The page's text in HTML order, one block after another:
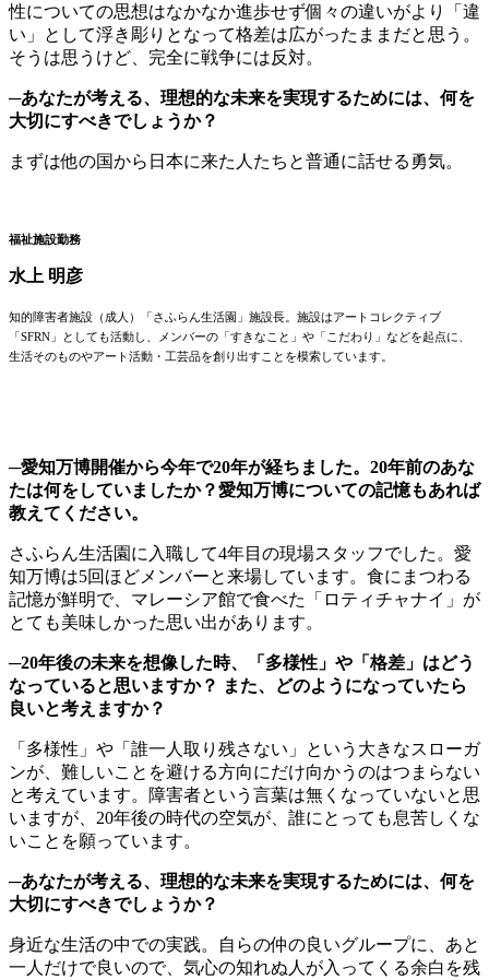
性についての思想はなかなか進歩せず個々の違いがより「違
い」として浮き彫りとなって格差は広がったままだと思う。
そうは思うけど、完全に戦争には反対。
─あなたが考える、理想的な未来を実現するためには、何を
大切にすべきでしょうか？
まずは他の国から日本に来た人たちと普通に話せる勇気。
福祉施設勤務
水上 明彦
知的障害者施設（成人）「さふらん生活園」施設長。施設はアートコレクティブ
「SFRN」としても活動し、メンバーの「すきなこと」や「こだわり」などを起点に、
生活そのものやアート活動・工芸品を創り出すことを模索しています。
─愛知万博開催から今年で20年が経ちました。20年前のあな
たは何をしていましたか？愛知万博についての記憶もあれば
教えてください。
さふらん生活園に入職して4年目の現場スタッフでした。愛
知万博は5回ほどメンバーと来場しています。食にまつわる
記憶が鮮明で、マレーシア館で食べた「ロティチャナイ」が
とても美味しかった思い出があります。
─20年後の未来を想像した時、「多様性」や「格差」はどう
なっていると思いますか？ また、どのようになっていたら
良いと考えますか？
「多様性」や「誰一人取り残さない」という大きなスローガ
ンが、難しいことを避ける方向にだけ向かうのはつまらない
と考えています。障害者という言葉は無くなっていないと思
いますが、20年後の時代の空気が、誰にとっても息苦しくな
いことを願っています。
─あなたが考える、理想的な未来を実現するためには、何を
大切にすべきでしょうか？
身近な生活の中での実践。自らの仲の良いグループに、あと
一人だけで良いので、気心の知れぬ人が入ってくる余白を残